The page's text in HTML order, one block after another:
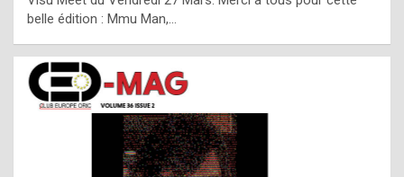
l
c
h
i
s
belle édition : Mmu Man,…